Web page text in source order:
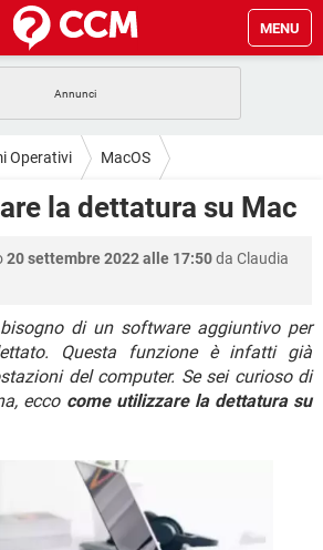
MENU
ANDROID
WINDOWS 10
ANDROID
WINDOWS 10
FACEBOOK
WHATSAPP
FACEBOOK
ANDROID
WINDOWS 10
WHATSAPP
GAMING
ANDROID
WHATSAPP
FACEBOOK
Operativi MacOS
la dettatura su Mac
20 settembre 2022 alle 17:50da Claudia
di un software aggiuntivo per
Questa funzione è infatti già
del computer. Se sei curioso di
ecco come utilizzare la dettatura su